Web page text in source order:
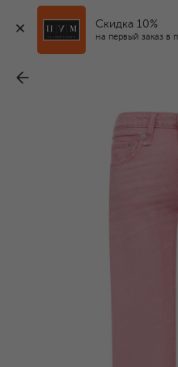
Скидка 10%
на первый заказ в